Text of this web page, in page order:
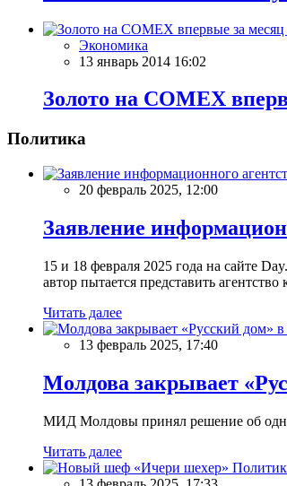
Экономика
13 январь 2014 16:02
Золото на COMEX
Политика
20 февраль 2025, 12:00
Заявление
15 и 18 февраля 2025 года на сайте
автор пытается представить
Читать далее
13 февраль 2025, 17:40
Молдова закрывает
МИД Молдовы принял решение об
Читать далее